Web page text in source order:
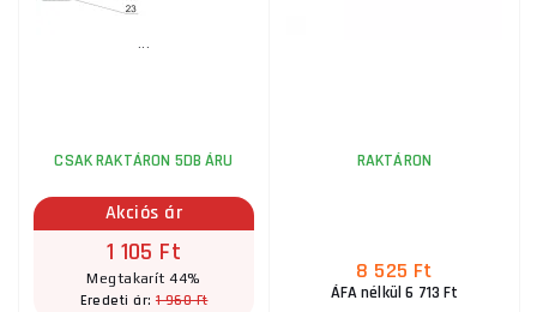
...
CSAK RAKTÁRON 5DB ÁRU
Akciós ár
1 105 Ft
Megtakarít 44%
Eredeti ár:1 960 Ft
RAKTÁRON
8 525 Ft
ÁFA nélkül 6 713 Ft